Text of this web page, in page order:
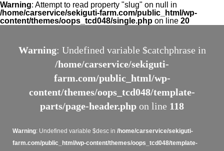
Warning: Attempt to read property "slug" on null in
/home/carservice/sekiguti-farm.com/public_html/wp-
content/themes/oops_tcd048/single.php on line 20
Warning: Undefined variable $catchphrase in
/home/carservice/sekiguti-
farm.com/public_html/wp-
content/themes/oops_tcd048/template-
parts/page-header.php on line 118
Warning: Undefined variable $desc in /home/carservice/sekiguti-
farm.com/public_html/wp-content/themes/oops_tcd048/template-